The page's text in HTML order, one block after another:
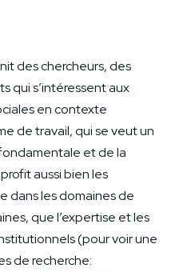
des chercheurs, des
qui s’intéressent aux
en contexte
de travail, qui se veut un
et de la
aussi bien les
dans les domaines de
que l’expertise et les
(pour voir une
de recherche: